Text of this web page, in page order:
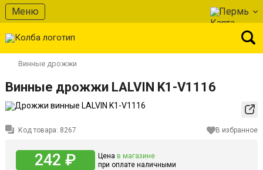
Меню Пермь
Винные дрожжи
Винные дрожжи LALVIN K1-V1116
Код товара: 8267 В избранное
242 ₽ Цена в магазине
при оплате наличными